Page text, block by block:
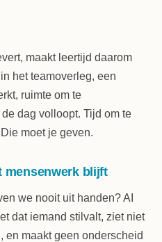
maakt leertijd daarom
het teamoverleg, een
ruimte om te
dag volloopt. Tijd om te
moet je geven.
mensenwerk blijft
we nooit uit handen? AI
dat iemand stilvalt, ziet niet
en maakt geen onderscheid